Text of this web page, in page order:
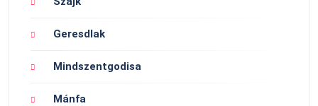
Geresdlak
Mindszentgodisa
Mánfa